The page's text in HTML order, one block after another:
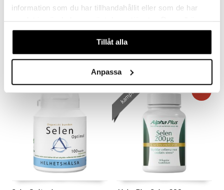
information som du har tillhandahållit eller som de har
våra cookies vid fortsatt användande av vår webbplats.
Tillåt alla
Anpassa
HOLISTIC
141 kr 185 kr (ord.217kr)
kampanj